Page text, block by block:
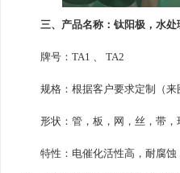
三、产品名称：钛阳极，水
牌号：TA1 、 TA2
规格：根据客户要求定制（来
形状：管，板，网，丝，带
特性：电催化活性高，耐腐